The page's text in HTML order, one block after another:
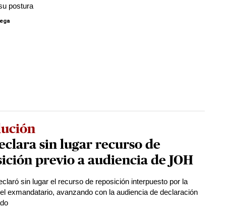
postura
sin lugar recurso de
previo a audiencia de JOH
sin lugar el recurso de reposición interpuesto por la
exmandatario, avanzando con la audiencia de declaración